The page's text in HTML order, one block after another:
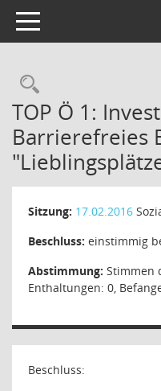
Toggle navigation
TOP Ö 1:
Barrierefreies
Sitzung: 17.02.2016
Beschluss: einstimmig
Abstimmung: Stimmen
Enthaltungen: 0,
Beschluss: